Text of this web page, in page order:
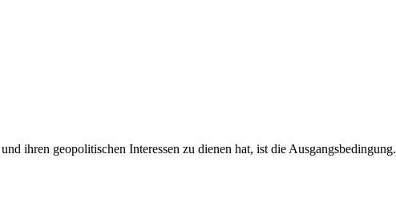
ihren geopolitischen Interessen zu dienen hat, ist die Ausgangsbedingung.